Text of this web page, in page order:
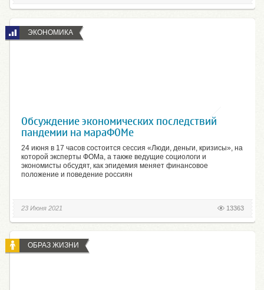
ЭКОНОМИКА
Обсуждение экономических последствий
пандемии на мараФОМе
24 июня в 17 часов состоится сессия «Люди, деньги, кризисы», на
которой эксперты ФОМа, а также ведущие социологи и
экономисты обсудят, как эпидемия меняет финансовое
положение и поведение россиян
13363
23 Июня 2021
ОБРАЗ ЖИЗНИ